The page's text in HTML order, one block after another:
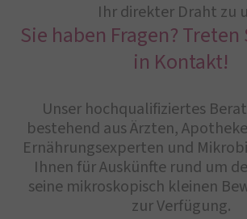
Ihr direkter Draht zu
Sie haben Fragen?
in Kontakt!
Unser hochqualifiziertes
bestehend aus Ärzten,
Ernährungsexperten und
Ihnen für Auskünfte rund um
seine mikroskopisch kleinen
zur Verfügung.